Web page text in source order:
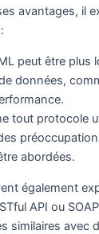
avantages, il
peut être plus
données,
tout protocole
abordées.
également
API ou
similaires avec